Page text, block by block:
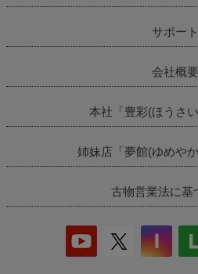
サポート
会社概要
本社「豊彩(ほうさ
姉妹店「夢館(ゆめや
古物営業法に基